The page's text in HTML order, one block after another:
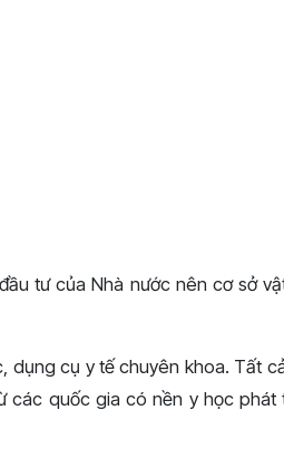
tư của Nhà nước nên cơ sở
dụng cụ y tế chuyên khoa. Tất
các quốc gia có nền y học phát